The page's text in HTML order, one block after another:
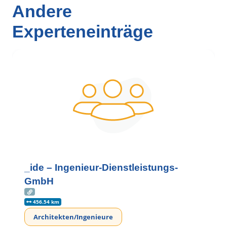
Andere
Experteneinträge
_ide – Ingenieur-Dienstleistungs-
GmbH
456.54 km
Architekten/Ingenieure